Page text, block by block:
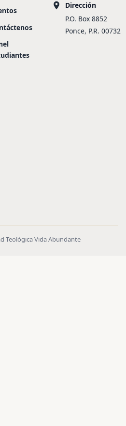
Dirección
P.O. Box 8852
Ponce, P.R. 00732
Teológica Vida Abundante